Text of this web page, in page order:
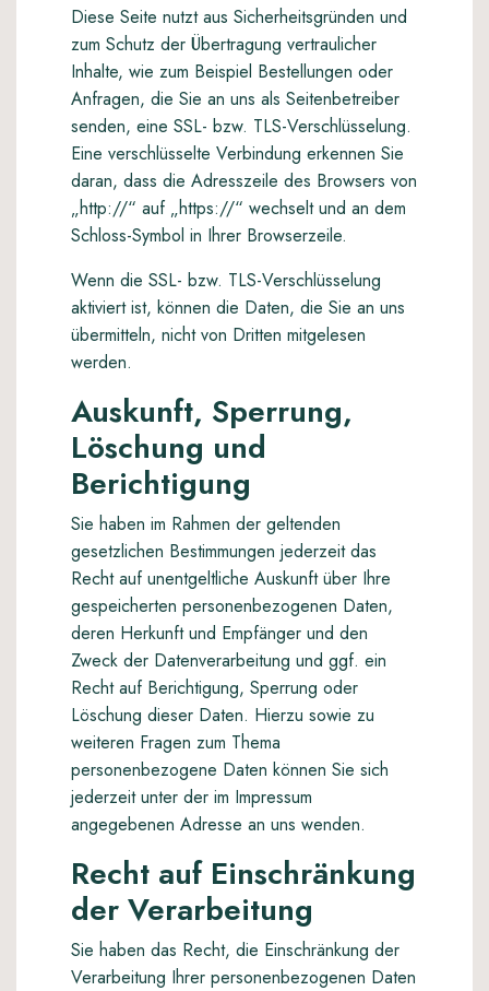
Diese Seite nutzt aus Sicherheitsgründen und
zum Schutz der Übertragung vertraulicher
Inhalte, wie zum Beispiel Bestellungen oder
Anfragen, die Sie an uns als Seitenbetreiber
senden, eine SSL- bzw. TLS-Verschlüsselung.
Eine verschlüsselte Verbindung erkennen Sie
daran, dass die Adresszeile des Browsers von
„http://“ auf „https://“ wechselt und an dem
Schloss-Symbol in Ihrer Browserzeile.
Wenn die SSL- bzw. TLS-Verschlüsselung
aktiviert ist, können die Daten, die Sie an uns
übermitteln, nicht von Dritten mitgelesen
werden.
Auskunft, Sperrung,
Löschung und
Berichtigung
Sie haben im Rahmen der geltenden
gesetzlichen Bestimmungen jederzeit das
Recht auf unentgeltliche Auskunft über Ihre
gespeicherten personenbezogenen Daten,
deren Herkunft und Empfänger und den
Zweck der Datenverarbeitung und ggf. ein
Recht auf Berichtigung, Sperrung oder
Löschung dieser Daten. Hierzu sowie zu
weiteren Fragen zum Thema
personenbezogene Daten können Sie sich
jederzeit unter der im Impressum
angegebenen Adresse an uns wenden.
Recht auf Einschränkung
der Verarbeitung
Sie haben das Recht, die Einschränkung der
Verarbeitung Ihrer personenbezogenen Daten